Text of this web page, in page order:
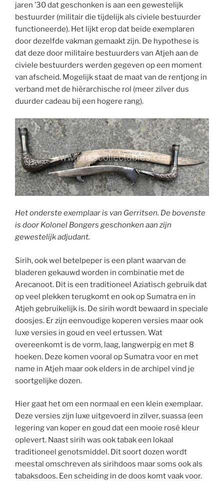
jaren ’30 dat geschonken is aan een gewestelijk
bestuurder (militair die tijdelijk als civiele bestuurder
functioneerde). Het lijkt erop dat beide exemplaren
door dezelfde vakman gemaakt zijn. De hypothese is
dat deze door militaire bestuurders van Atjeh aan de
civiele bestuurders werden gegeven op een moment
van afscheid. Mogelijk staat de maat van de rentjong in
verband met de hiërarchische rol (meer zilver dus
duurder cadeau bij een hogere rang).
Het onderste exemplaar is van Gerritsen. De bovenste
is door Kolonel Bongers geschonken aan zijn
gewestelijk adjudant.
Sirih, ook wel betelpeper is een plant waarvan de
bladeren gekauwd worden in combinatie met de
Arecanoot. Dit is een traditioneel Aziatisch gebruik dat
op veel plekken terugkomt en ook op Sumatra en in
Atjeh gebruikelijk is. De sirih wordt bewaard in speciale
doosjes. Er zijn eenvoudige koperen versies maar ook
luxe versies in goud en veel ertussen. Wat
overeenkomt is de vorm, laag, langwerpig en met 8
hoeken. Deze komen vooral op Sumatra voor en met
name in Atjeh maar ook elders in de archipel vind je
soortgelijke dozen.
Hier gaat het om een normaal en een klein exemplaar.
Deze versies zijn luxe uitgevoerd in zilver, suassa (een
legering van koper en goud dat een mooie rosé kleur
oplevert. Naast sirih was ook tabak een lokaal
traditioneel genotsmiddel. Dit soort dozen wordt
meestal omschreven als sirihdoos maar soms ook als
tabaksdoos. Een scheiding in de doos komt vaak voor.